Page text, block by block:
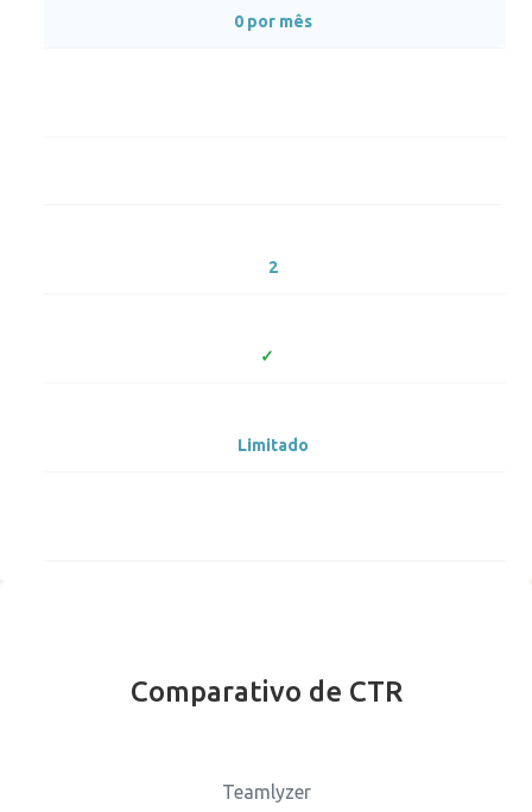
0 por mês
2
Limitado
Apenas direitos de reposta
Comparativo de CTR
Teamlyzer